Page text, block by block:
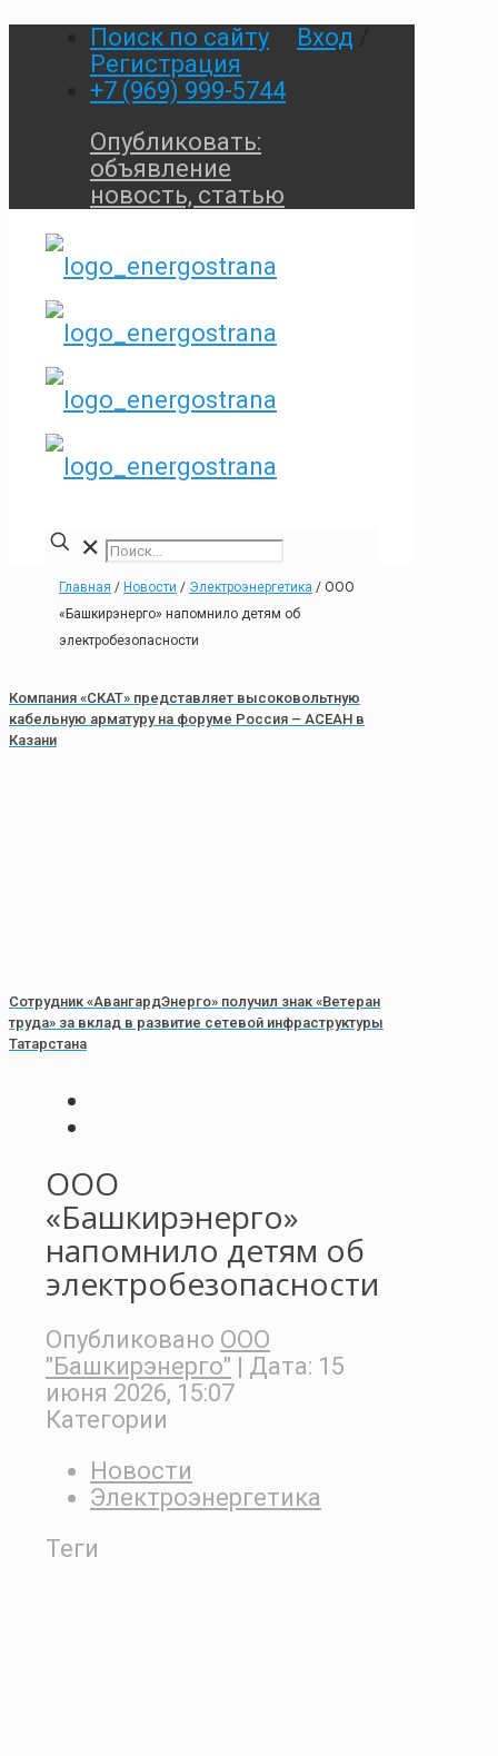
Поиск по сайту Вход
Регистрация
+7 (969) 999-5744
Опубликовать:
объявление
новость, статью
✕
Главная / Новости / Электроэнергетика / ООО
«Башкирэнерго» напомнило детям об
электробезопасности
Компания «СКАТ» представляет высоковольтную
кабельную арматуру на форуме Россия – АСЕАН в
Казани
Сотрудник «АвангардЭнерго» получил знак «Ветеран
труда» за вклад в развитие сетевой инфраструктуры
Татарстана
ООО
«Башкирэнерго»
напомнило детям об
электробезопасности
Опубликовано ООО
"Башкирэнерго" | Дата: 15
июня 2026, 15:07
Категории
Новости
Электроэнергетика
Теги